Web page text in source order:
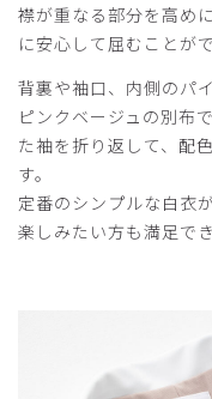
購入確認済み
年齢:30代 身長:
着心地がとても良い
商品：
M04レディ
白/M
​1
襟が重なる部分を高め
に安心して屈むことがで
背裏や袖口、内側のパ
ピンクベージュの別布
た袖を折り返して、配
す。
定番のシンプルな白衣
楽しみたい方も満足で